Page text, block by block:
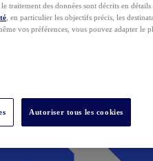
traitement des données sont décrits en détails
, en particulier les objectifs précis, les
vos préférences, vous pouvez adapter le
Autoriser tous les cookies